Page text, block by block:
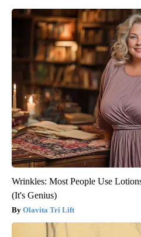
Wrinkles: Most People Use
(It's Genius)
Olavita Tri Lift